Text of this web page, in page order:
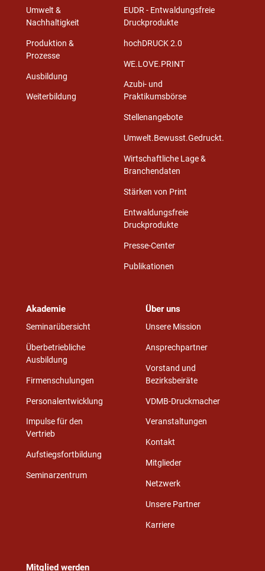
Umwelt &
Nachhaltigkeit
Produktion &
Prozesse
Ausbildung
Weiterbildung
EUDR - Entwaldungsfreie
Druckprodukte
hochDRUCK 2.0
WE.LOVE.PRINT
Azubi- und
Praktikumsbörse
Stellenangebote
Umwelt.Bewusst.Gedruckt.
Wirtschaftliche Lage &
Branchendaten
Stärken von Print
Entwaldungsfreie
Druckprodukte
Presse-Center
Publikationen
Akademie
Seminarübersicht
Überbetriebliche
Ausbildung
Firmenschulungen
Personalentwicklung
Impulse für den
Vertrieb
Aufstiegsfortbildung
Seminarzentrum
Über uns
Unsere Mission
Ansprechpartner
Vorstand und
Bezirksbeiräte
VDMB-Druckmacher
Veranstaltungen
Kontakt
Mitglieder
Netzwerk
Unsere Partner
Karriere
Mitglied werden